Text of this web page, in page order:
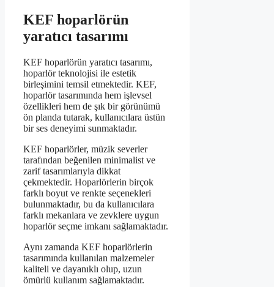
KEF hoparlörün
yaratıcı tasarımı
KEF hoparlörün yaratıcı tasarımı,
hoparlör teknolojisi ile estetik
birleşimini temsil etmektedir. KEF,
hoparlör tasarımında hem işlevsel
özellikleri hem de şık bir görünümü
ön planda tutarak, kullanıcılara üstün
bir ses deneyimi sunmaktadır.
KEF hoparlörler, müzik severler
tarafından beğenilen minimalist ve
zarif tasarımlarıyla dikkat
çekmektedir. Hoparlörlerin birçok
farklı boyut ve renkte seçenekleri
bulunmaktadır, bu da kullanıcılara
farklı mekanlara ve zevklere uygun
hoparlör seçme imkanı sağlamaktadır.
Aynı zamanda KEF hoparlörlerin
tasarımında kullanılan malzemeler
kaliteli ve dayanıklı olup, uzun
ömürlü kullanım sağlamaktadır.